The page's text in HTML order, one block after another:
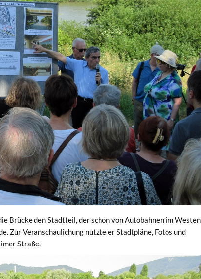
Brücke den Stadtteil, der schon von Autobahnen im Westen
Zur Veranschaulichung nutzte er Stadtpläne, Fotos und
Straße.